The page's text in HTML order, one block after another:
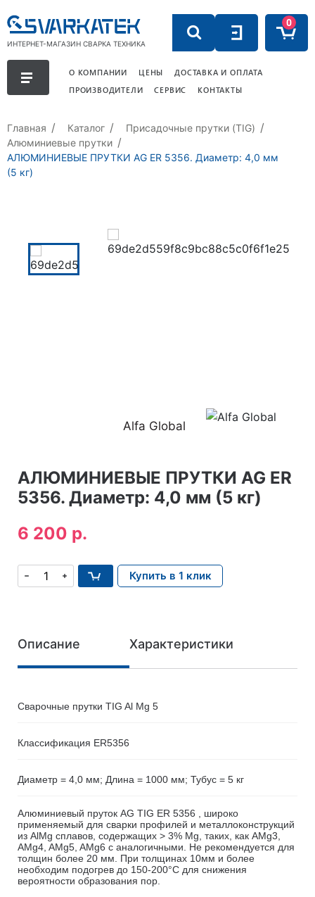
ИНТЕРНЕТ-МАГАЗИН СВАРКА ТЕХНИКА
0
О КОМПАНИИ ЦЕНЫ
ДОСТАВКА И ОПЛАТА
ПРОИЗВОДИТЕЛИ
СЕРВИС КОНТАКТЫ
Главная Каталог
Присадочные прутки (TIG)
Алюминиевые прутки
АЛЮМИНИЕВЫЕ ПРУТКИ AG ER 5356. Диаметр: 4,0 мм
(5 кг)
Alfa Global
АЛЮМИНИЕВЫЕ ПРУТКИ AG ER
5356. Диаметр: 4,0 мм (5 кг)
6 200 р.
Купить в 1 клик
Описание Характеристики
Сварочные прутки TIG Al Mg 5
Классификация ER5356
Диаметр = 4,0 мм; Длина = 1000 мм; Тубус = 5 кг
Алюминиевый пруток AG TIG ER 5356 , широко
применяемый для сварки профилей и металлоконструкций
из AlMg сплавов, содержащих > 3% Mg, таких, как AMg3,
AMg4, AMg5, AMg6 с аналогичными. Не рекомендуется для
толщин более 20 мм. При толщинах 10мм и более
необходим подогрев до 150-200°С для снижения
вероятности образования пор.